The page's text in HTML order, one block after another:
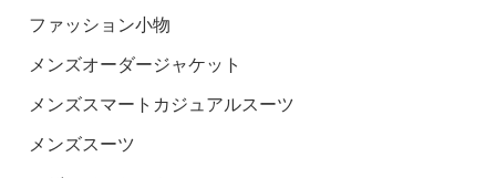
ファッション小物
メンズオーダージャケット
メンズスマートカジュアルスーツ
メンズスーツ